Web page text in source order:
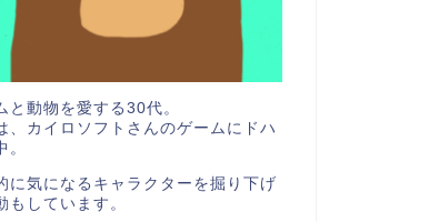
と動物を愛する30代。
、カイロソフトさんのゲームにドハ
。
に気になるキャラクターを掘り下げ
もしています。